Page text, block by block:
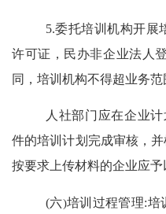
5.委托培训机构开展
许可证，民办非企业法人
同，培训机构不得超业务范
人社部门应在企业
件的培训计划完成审核，
按要求上传材料的企业应予
(六)培训过程管理:培